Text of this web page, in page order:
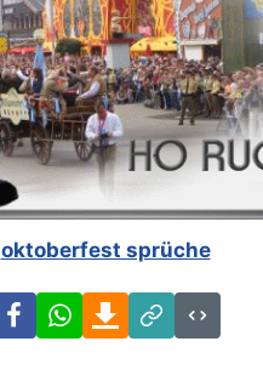
oktoberfest sprüche
FacebookWhatsAppDownload
Link
Code